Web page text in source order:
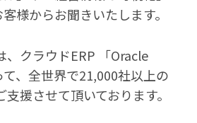
様からお聞きいたします。
、クラウドERP 「Oracle
て、全世界で21,000社以上の
支援させて頂いております。